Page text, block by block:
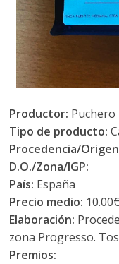
Productor: Puchero
Tipo de producto:
Procedencia/
D.O./Zona/IGP:
País: España
Precio medio:
Elaboración:
zona Progresso.
Premios: